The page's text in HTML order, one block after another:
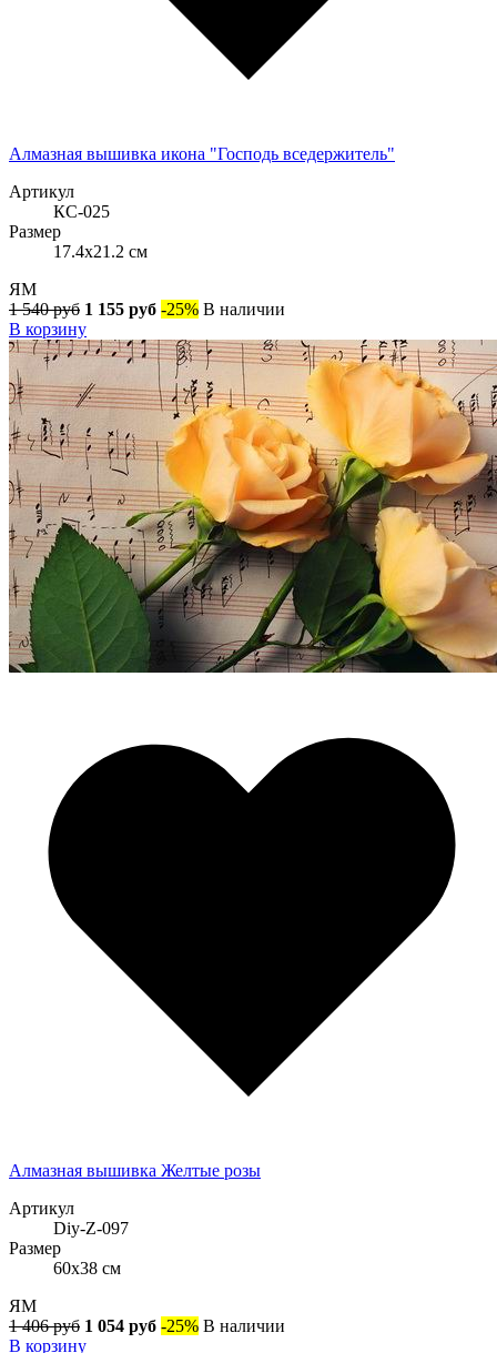
Алмазная вышивка икона "Господь вседержитель"
Артикул
КС-025
Размер
17.4x21.2 см
ЯМ
1 540 руб 1 155 руб -25% В наличии
В корзину
Алмазная вышивка Желтые розы
Артикул
Diy-Z-097
Размер
60x38 см
ЯМ
1 406 руб 1 054 руб -25% В наличии
В корзину